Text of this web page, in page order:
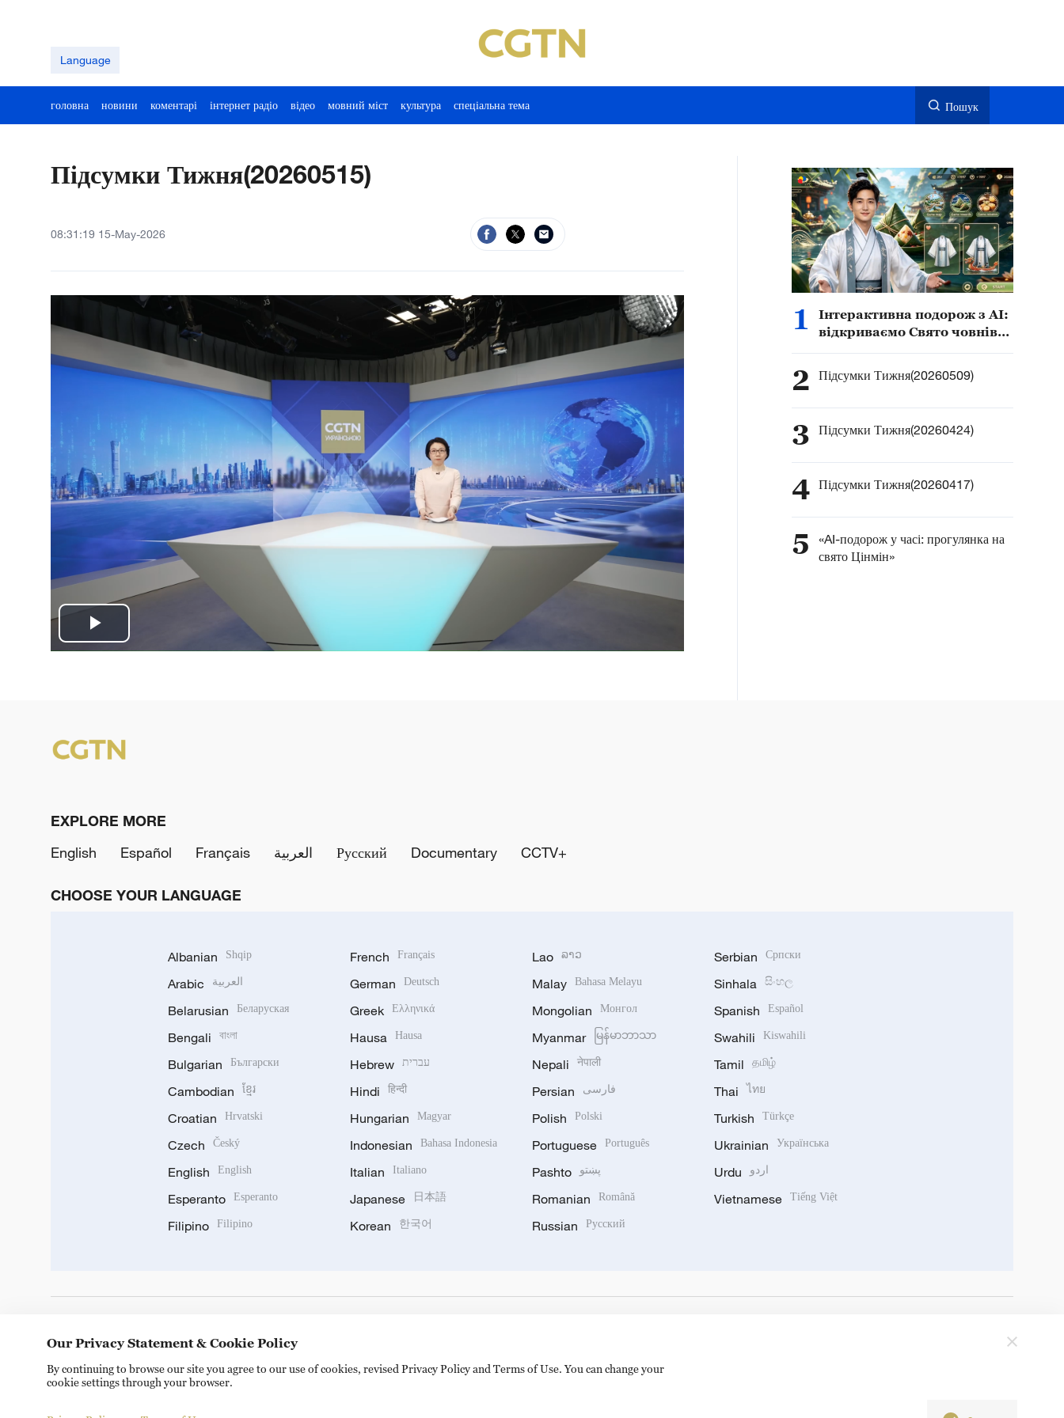
Language
головна новини коментарі інтернет радіо відео мовний міст культура спеціальна тема Пошук
Підсумки Тижня(20260515)
08:31:19 15-May-2026
Play
1
Інтерактивна подорож з AI:
відкриваємо Свято човнів-
2 Підсумки Тижня(20260509)
3 Підсумки Тижня(20260424)
4 Підсумки Тижня(20260417)
5
«AI-подорож у часі: прогулянка на
свято Цінмін»
EXPLORE MORE
English
Español Français العربية Русский Documentary CCTV+
CHOOSE YOUR LANGUAGE
Albanian Shqip
Arabic العربية
Belarusian Беларуская
Bengali বাংলা
Bulgarian Български
Cambodian ខ្មែរ
Croatian Hrvatski
Czech Český
English English
Esperanto Esperanto
Filipino Filipino
French Français
German Deutsch
Greek Ελληνικά
Hausa Hausa
Hebrew עברית
Hindi हिन्दी
Hungarian Magyar
Indonesian Bahasa Indonesia
Italian Italiano
Japanese 日本語
Korean 한국어
Lao ລາວ
Malay Bahasa Melayu
Mongolian Монгол
Myanmar မြန်မာဘာသာ
Nepali नेपाली
Persian فارسی
Polish Polski
Portuguese Português
Pashto پښتو
Romanian Română
Russian Русский
Serbian Српски
Sinhala සිංහල
Spanish Español
Swahili Kiswahili
Tamil தமிழ்
Thai ไทย
Turkish Türkçe
Ukrainian Українська
Urdu اردو
Vietnamese Tiếng Việt
Our Privacy Statement & Cookie Policy
By continuing to browse our site you agree to our use of cookies, revised Privacy Policy and Terms of Use. You can change your
cookie settings through your browser.